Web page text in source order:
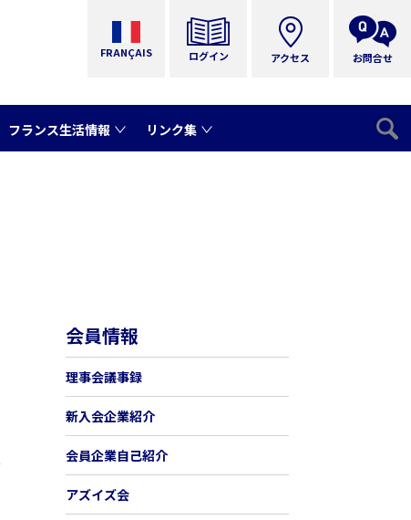
FRANÇAIS ログイン
フランス生活情報 リンク集
アクセス お問合せ
会員情報
理事会議事録
新入会企業紹介
会員企業自己紹介
アズイズ会